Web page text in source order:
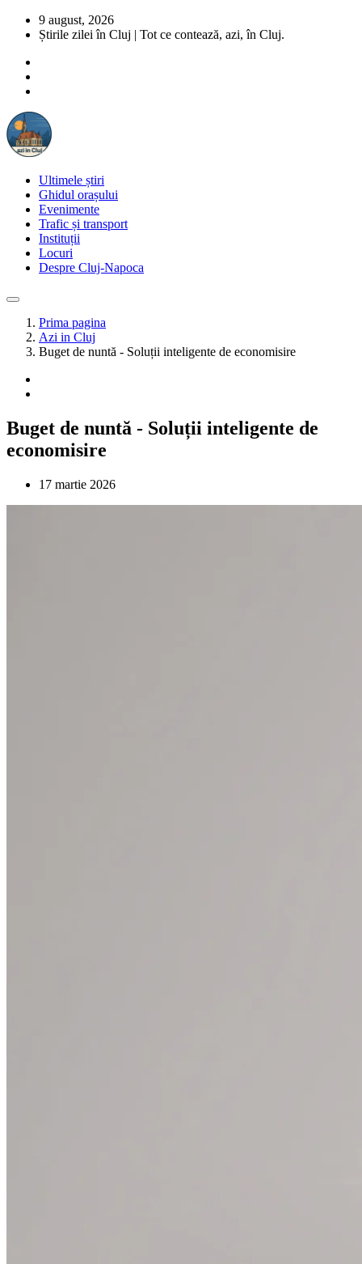
9 august, 2026
Știrile zilei în Cluj | Tot ce contează, azi, în Cluj.
Ultimele știri
Ghidul orașului
Evenimente
Trafic și transport
Instituții
Locuri
Despre Cluj-Napoca
Prima pagina
Azi in Cluj
Buget de nuntă - Soluții inteligente de economisire
Buget de nuntă - Soluții inteligente de
economisire
17 martie 2026